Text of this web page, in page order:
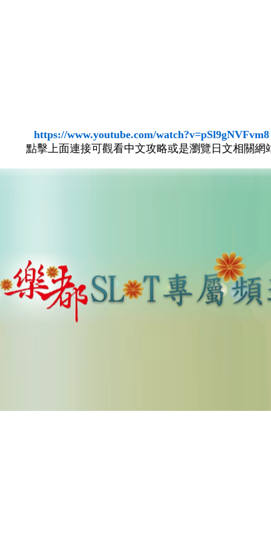
https://www.youtube.com/watch?v=pSl9gNVFvm8
點擊上面連接可觀看中文攻略或是瀏覽日文相關網